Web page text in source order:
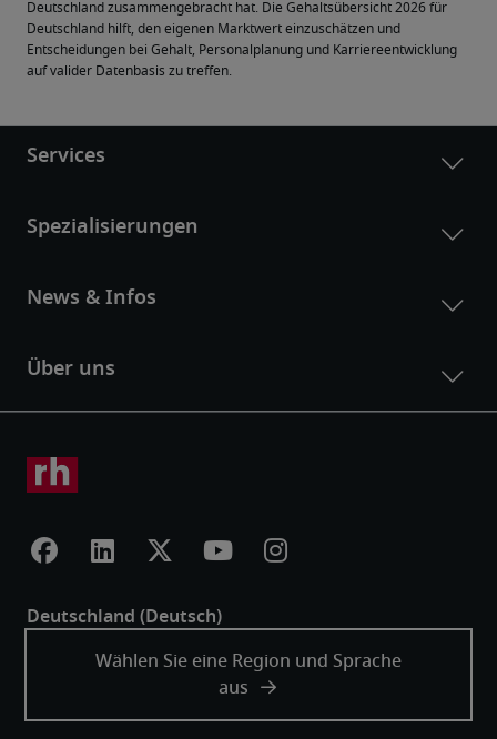
Deutschland zusammengebracht hat. Die Gehaltsübersicht 2026 für
Deutschland hilft, den eigenen Marktwert einzuschätzen und
Entscheidungen bei Gehalt, Personalplanung und Karriereentwicklung
auf valider Datenbasis zu treffen.